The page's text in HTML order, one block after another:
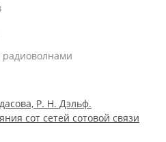
радиоволнами
Р. Н. Дэльф.
сот сетей сотовой связи